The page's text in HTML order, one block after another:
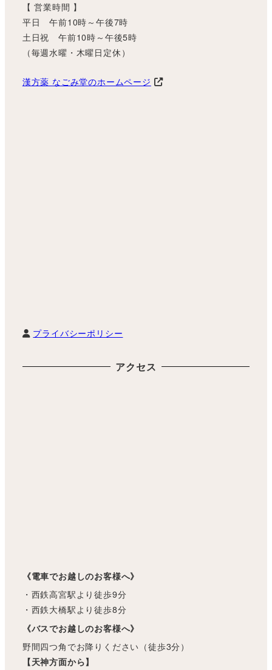
【 営業時間 】
平日 午前10時～午後7時
土日祝 午前10時～午後5時
（毎週水曜・木曜日定休）
漢方薬 なごみ堂のホームページ
プライバシーポリシー
アクセス
《電車でお越しのお客様へ》
・西鉄高宮駅より徒歩9分
・西鉄大橋駅より徒歩8分
《バスでお越しのお客様へ》
野間四つ角でお降りください（徒歩3分）
【天神方面から】